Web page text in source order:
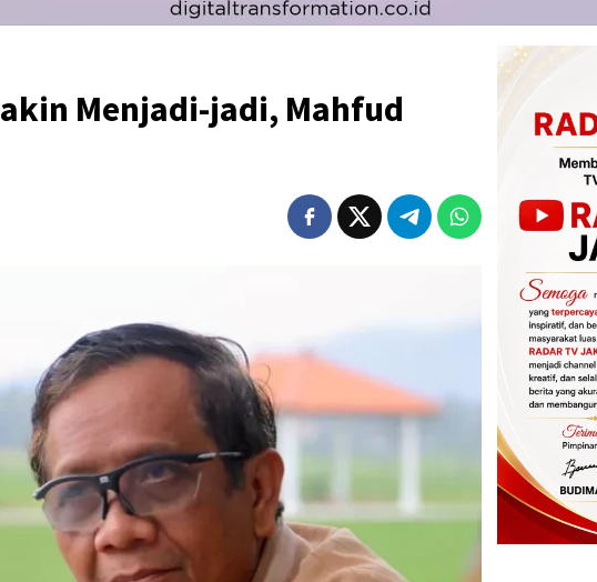
Menjadi-jadi, Mahfud